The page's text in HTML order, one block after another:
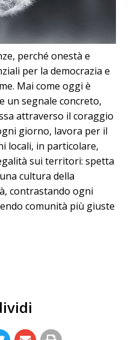
perché onestà e
per la democrazia e
Mai come oggi è
un segnale concreto,
attraverso il coraggio
giorno, lavora per il
locali, in particolare,
sui territori: spetta
cultura della
contrastando ogni
comunità più giuste